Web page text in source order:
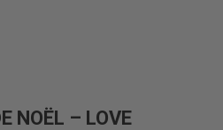
NOËL – LOVE